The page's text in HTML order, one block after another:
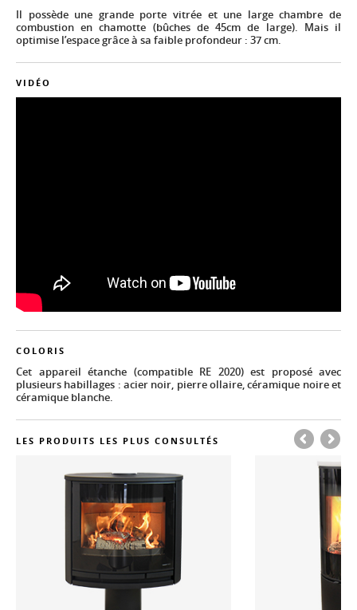
Il possède une grande porte vitrée et une large chambre de
combustion en chamotte (bûches de 45cm de large). Mais il
optimise l’espace grâce à sa faible profondeur : 37 cm.
VIDÉO
COLORIS
Cet appareil étanche (compatible RE 2020) est proposé avec
plusieurs habillages : acier noir, pierre ollaire, céramique noire et
céramique blanche.
LES PRODUITS LES PLUS CONSULTÉS